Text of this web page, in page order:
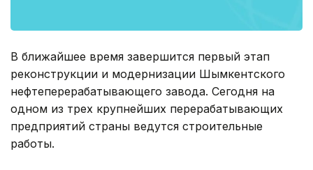
В ближайшее время завершится первый этап
реконструкции и модернизации Шымкентского
нефтеперерабатывающего завода. Сегодня на
одном из трех крупнейших перерабатывающих
предприятий страны ведутся строительные
работы.